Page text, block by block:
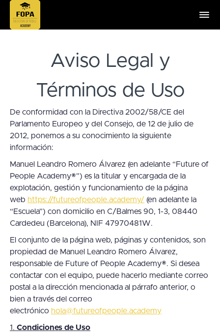
Aviso Legal y
Términos de Uso
De conformidad con la Directiva 2002/58/CE del
Parlamento Europeo y del Consejo, de 12 de julio de
2012, ponemos a su conocimiento la siguiente
información:
Manuel Leandro Romero Álvarez (en adelante “Future of
People Academy®”) es la titular y encargada de la
explotación, gestión y funcionamiento de la página
web https://futureofpeople.academy/ (en adelante la
“Escuela”) con domicilio en C/Balmes 90, 1-3, 08440
Cardedeu (Barcelona), NIF 47970481W.
El conjunto de la página web, páginas y contenidos, son
propiedad de Manuel Leandro Romero Álvarez,
responsable de Future of People Academy®. Si desea
contactar con el equipo, puede hacerlo mediante correo
postal a la dirección mencionada al párrafo anterior, o
bien a través del correo
electrónico hola@futureofpeople.academy
1. Condiciones de Uso